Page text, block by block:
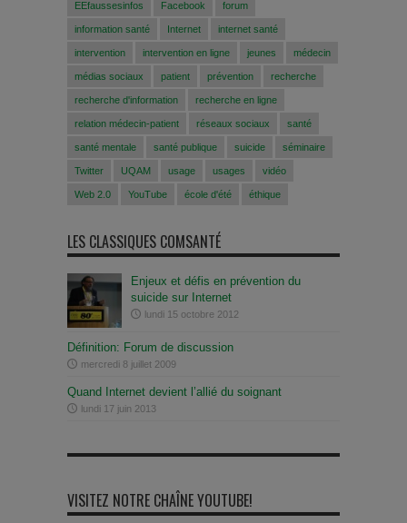
EEfaussesinfos Facebook forum
information santé Internet internet santé
intervention intervention en ligne jeunes médecin
médias sociaux patient prévention recherche
recherche d'information recherche en ligne
relation médecin-patient réseaux sociaux santé
santé mentale santé publique suicide séminaire
Twitter UQAM usage usages vidéo
Web 2.0 YouTube école d'été éthique
LES CLASSIQUES COMSANTÉ
Enjeux et défis en prévention du
suicide sur Internet
lundi 15 octobre 2012
Définition: Forum de discussion
mercredi 8 juillet 2009
Quand Internet devient l’allié du soignant
lundi 17 juin 2013
VISITEZ NOTRE CHAÎNE YOUTUBE!